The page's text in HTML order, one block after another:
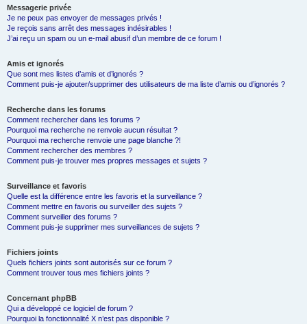
Messagerie privée
Je ne peux pas envoyer de messages privés !
Je reçois sans arrêt des messages indésirables !
J’ai reçu un spam ou un e-mail abusif d’un membre de ce forum !
Amis et ignorés
Que sont mes listes d’amis et d’ignorés ?
Comment puis-je ajouter/supprimer des utilisateurs de ma liste d’amis ou d’ignorés ?
Recherche dans les forums
Comment rechercher dans les forums ?
Pourquoi ma recherche ne renvoie aucun résultat ?
Pourquoi ma recherche renvoie une page blanche ?!
Comment rechercher des membres ?
Comment puis-je trouver mes propres messages et sujets ?
Surveillance et favoris
Quelle est la différence entre les favoris et la surveillance ?
Comment mettre en favoris ou surveiller des sujets ?
Comment surveiller des forums ?
Comment puis-je supprimer mes surveillances de sujets ?
Fichiers joints
Quels fichiers joints sont autorisés sur ce forum ?
Comment trouver tous mes fichiers joints ?
Concernant phpBB
Qui a développé ce logiciel de forum ?
Pourquoi la fonctionnalité X n’est pas disponible ?